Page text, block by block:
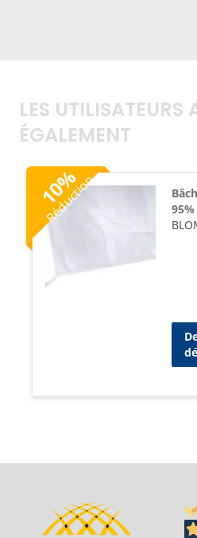
LES UTILISATEURS
ÉGALEMENT
10
%
Réduction